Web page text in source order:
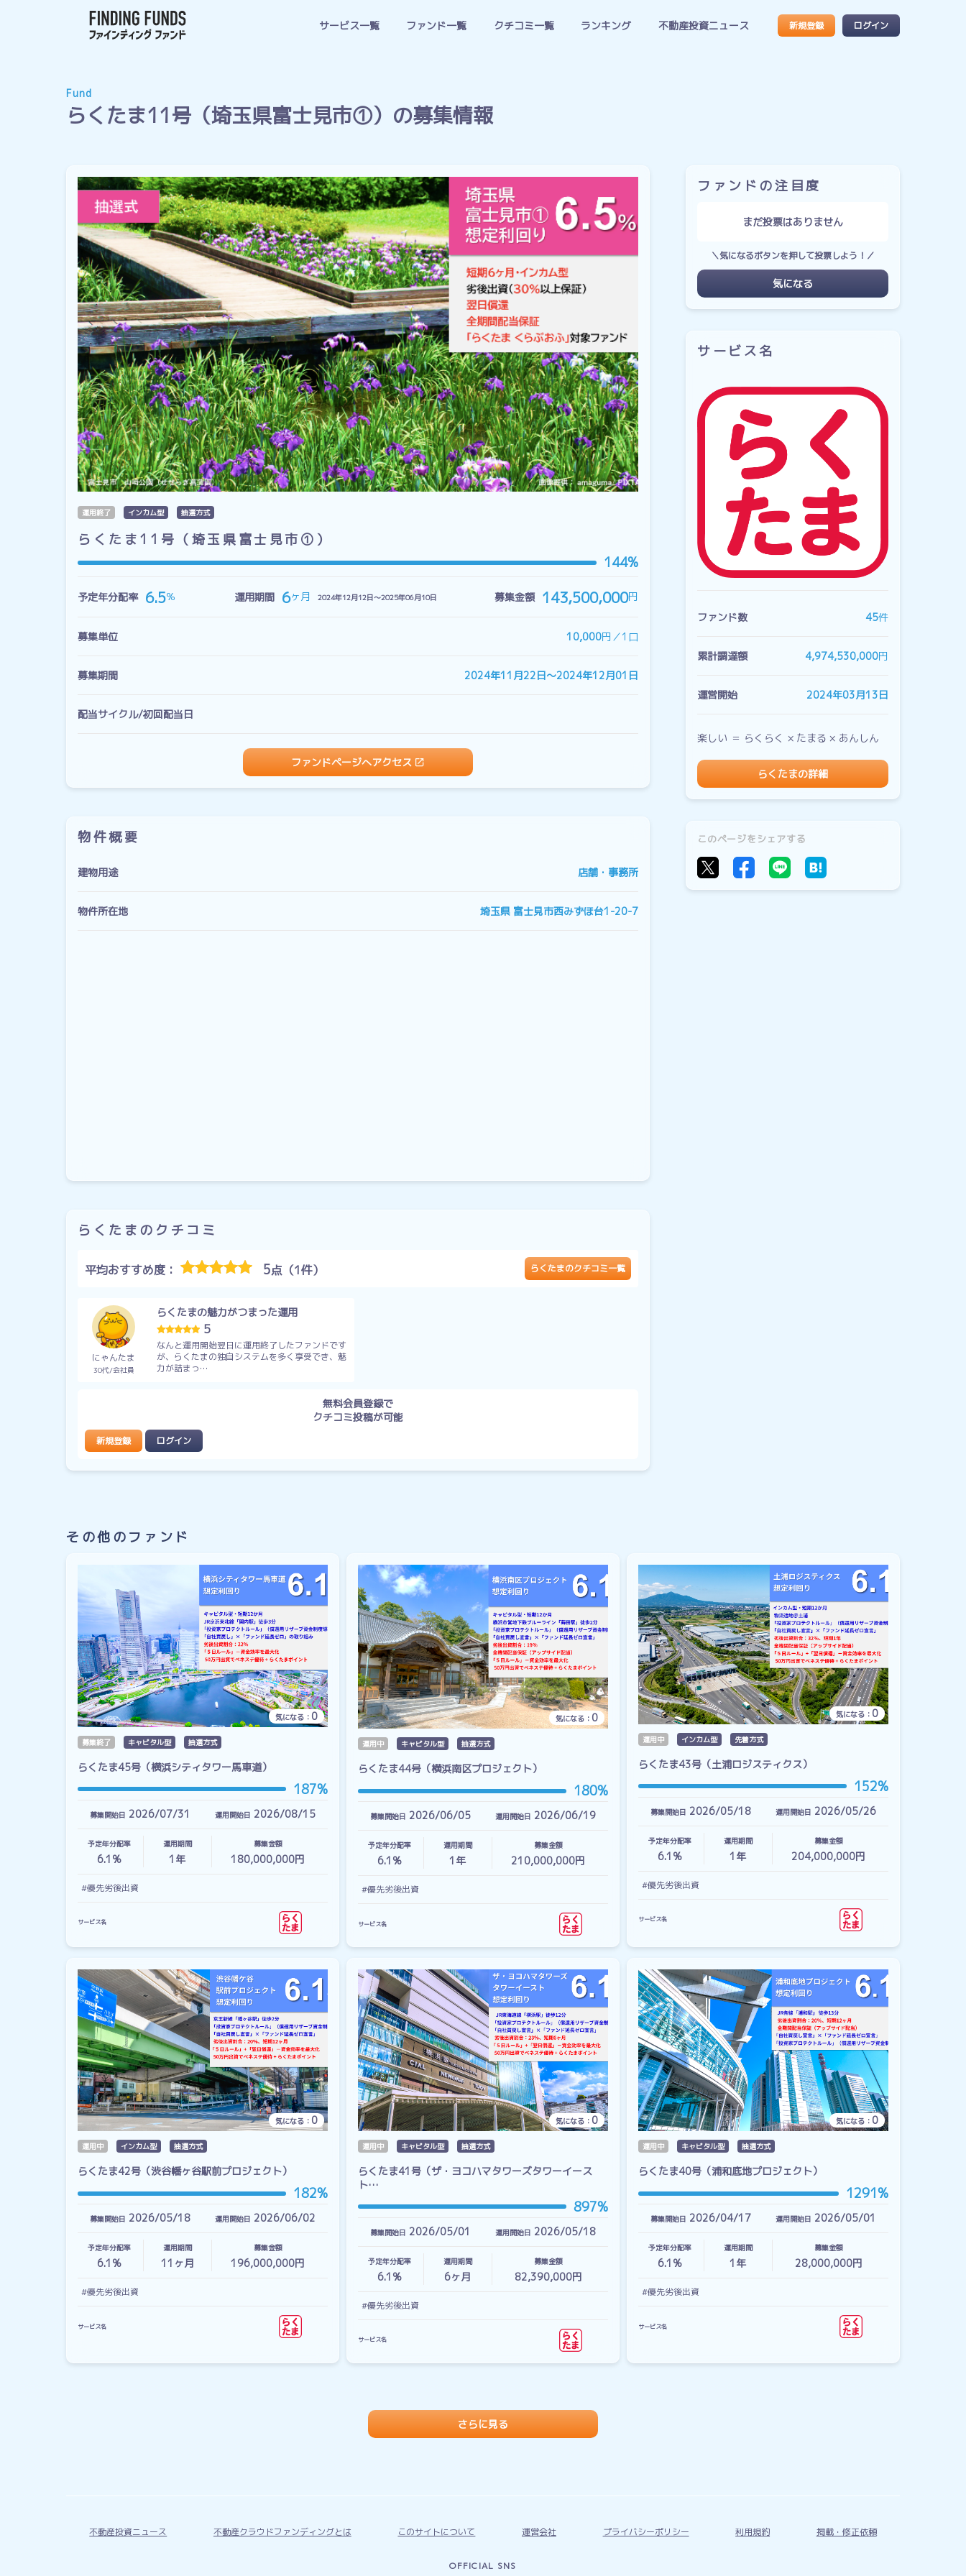
サービス一覧 ファンド一覧 クチコミ一覧 ランキング 不動産投資ニュース 新規登録 ログイン
Fund
らくたま11号（埼玉県富士見市①）の募集情報
運用終了 インカム型 抽選方式
らくたま11号（埼玉県富士見市①）
144%
予定年分配率 6.5％ 運用期間 6ヶ月 2024年12月12日〜2025年06月10日 募集金額 143,500,000円
募集単位 10,000円／1口
募集期間 2024年11月22日〜2024年12月01日
配当サイクル/初回配当日
ファンドページへアクセス
物件概要
建物用途 店舗・事務所
物件所在地 埼玉県 富士見市西みずほ台1-20-7
らくたまのクチコミ
平均おすすめ度： 5点（1件） らくたまのクチコミ一覧
にゃんたま
30代 会社員
らくたまの魅力がつまった運用
5
なんと運用開始翌日に運用終了したファンドです
が、らくたまの独自システムを多く享受でき、魅
力が詰まっ…
無料会員登録で
クチコミ投稿が可能
新規登録 ログイン
ファンドの注目度
まだ投票はありません
＼気になるボタンを押して投票しよう！／
気になる
サービス名
ファンド数 45件
累計調達額 4,974,530,000円
運営開始 2024年03月13日
楽しい ＝ らくらく × たまる × あんしん
らくたまの詳細
このページをシェアする
その他のファンド
気になる： 0
募集終了 キャピタル型 抽選方式
らくたま45号（横浜シティタワー馬車道）
187%
募集開始日 2026/07/31 運用開始日 2026/08/15
予定年分配率
6.1%
運用期間
1 年
募集金額
180,000,000円
#優先劣後出資
サービス名
気になる： 0
運用中 キャピタル型 抽選方式
らくたま44号（横浜南区プロジェクト）
180%
募集開始日 2026/06/05 運用開始日 2026/06/19
予定年分配率
6.1%
運用期間
1 年
募集金額
210,000,000円
#優先劣後出資
サービス名
気になる： 0
運用中 インカム型 先着方式
らくたま43号（土浦ロジスティクス）
152%
募集開始日 2026/05/18 運用開始日 2026/05/26
予定年分配率
6.1%
運用期間
1 年
募集金額
204,000,000円
#優先劣後出資
サービス名
気になる： 0
運用中 インカム型 抽選方式
らくたま42号（渋谷幡ヶ谷駅前プロジェクト）
182%
募集開始日 2026/05/18 運用開始日 2026/06/02
予定年分配率
6.1%
運用期間
11 ヶ月
募集金額
196,000,000円
#優先劣後出資
サービス名
気になる： 0
運用中 キャピタル型 抽選方式
らくたま41号（ザ・ヨコハマタワーズタワーイース
ト…
897%
募集開始日 2026/05/01 運用開始日 2026/05/18
予定年分配率
6.1%
運用期間
6ヶ月
募集金額
82,390,000円
#優先劣後出資
サービス名
気になる： 0
運用中 キャピタル型 抽選方式
らくたま40号（浦和底地プロジェクト）
1291%
募集開始日 2026/04/17 運用開始日 2026/05/01
予定年分配率
6.1%
運用期間
1 年
募集金額
28,000,000円
#優先劣後出資
サービス名
さらに見る
不動産投資ニュース 不動産クラウドファンディングとは このサイトについて 運営会社 プライバシーポリシー 利用規約 掲載・修正依頼
OFFICIAL SNS